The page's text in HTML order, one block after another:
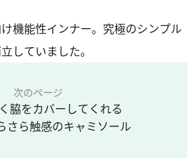
機能性インナー。究極のシンプル
していました。
次のページ
脇をカバーしてくれる
さら触感のキャミソール